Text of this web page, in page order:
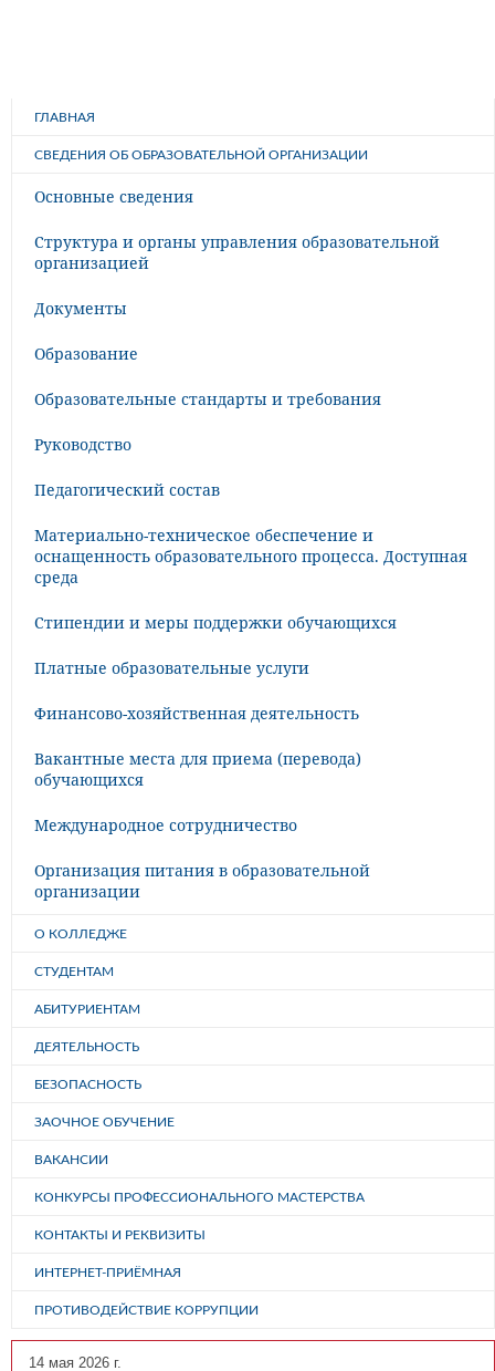
ГЛАВНАЯ
СВЕДЕНИЯ ОБ ОБРАЗОВАТЕЛЬНОЙ ОРГАНИЗАЦИИ
Основные сведения
Структура и органы управления образовательной
организацией
Документы
Образование
Образовательные стандарты и требования
Руководство
Педагогический состав
Материально-техническое обеспечение и
оснащенность образовательного процесса. Доступная
среда
Стипендии и меры поддержки обучающихся
Платные образовательные услуги
Финансово-хозяйственная деятельность
Вакантные места для приема (перевода)
обучающихся
Международное сотрудничество
Организация питания в образовательной
организации
О КОЛЛЕДЖЕ
СТУДЕНТАМ
АБИТУРИЕНТАМ
ДЕЯТЕЛЬНОСТЬ
БЕЗОПАСНОСТЬ
ЗАОЧНОЕ ОБУЧЕНИЕ
ВАКАНСИИ
КОНКУРСЫ ПРОФЕССИОНАЛЬНОГО МАСТЕРСТВА
КОНТАКТЫ И РЕКВИЗИТЫ
ИНТЕРНЕТ-ПРИЁМНАЯ
ПРОТИВОДЕЙСТВИЕ КОРРУПЦИИ
14 мая 2026 г.